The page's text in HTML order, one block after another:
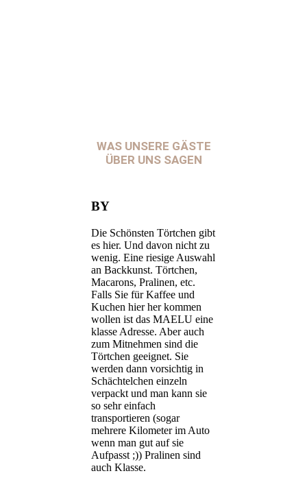
WAS UNSERE GÄSTE
ÜBER UNS SAGEN
BY
Die Schönsten Törtchen gibt
es hier. Und davon nicht zu
wenig. Eine riesige Auswahl
an Backkunst. Törtchen,
Macarons, Pralinen, etc.
Falls Sie für Kaffee und
Kuchen hier her kommen
wollen ist das MAELU eine
klasse Adresse. Aber auch
zum Mitnehmen sind die
Törtchen geeignet. Sie
werden dann vorsichtig in
Schächtelchen einzeln
verpackt und man kann sie
so sehr einfach
transportieren (sogar
mehrere Kilometer im Auto
wenn man gut auf sie
Aufpasst ;)) Pralinen sind
auch Klasse.